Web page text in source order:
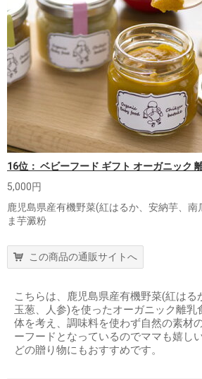
16位： ベビーフード ギフト オーガニック
5,000円
鹿児島県産有機野菜(紅はるか、安納芋、南
ま芋澱粉
この商品の通販サイトへ
こちらは、鹿児島県産有機野菜(紅はる
玉葱、人参)を使ったオーガニック離乳
体を考え、調味料を使わず自然の素材
ーフードとなっているのでママも嬉し
どの贈り物にもおすすめです。